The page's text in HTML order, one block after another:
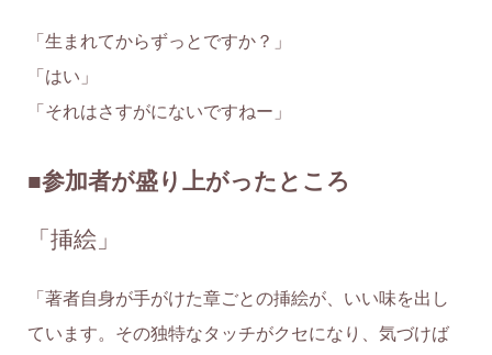
「生まれてからずっとですか？」
「はい」
「それはさすがにないですねー」
■参加者が盛り上がったところ
「挿絵」
「著者自身が手がけた章ごとの挿絵が、いい味を出し
ています。その独特なタッチがクセになり、気づけば